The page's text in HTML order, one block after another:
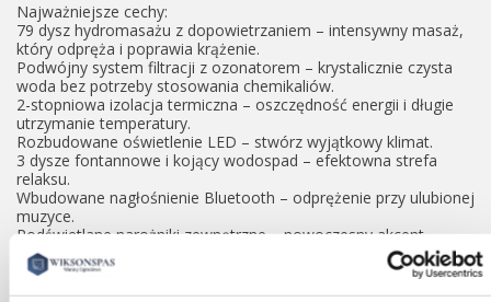
Najważniejsze cechy:
79 dysz hydromasażu z dopowietrzaniem – intensywny masaż,
który odpręża i poprawia krążenie.
Podwójny system filtracji z ozonatorem – krystalicznie czysta
woda bez potrzeby stosowania chemikaliów.
2-stopniowa izolacja termiczna – oszczędność energii i długie
utrzymanie temperatury.
Rozbudowane oświetlenie LED – stwórz wyjątkowy klimat.
3 dysze fontannowe i kojący wodospad – efektowna strefa
relaksu.
Wbudowane nagłośnienie Bluetooth – odprężenie przy ulubionej
muzyce.
Podświetlane narożniki zewnętrzne – nowoczesny akcent
wizualny.
Technologia i wydajność:
Grzałka 3000W – szybkie nagrzewanie wody.